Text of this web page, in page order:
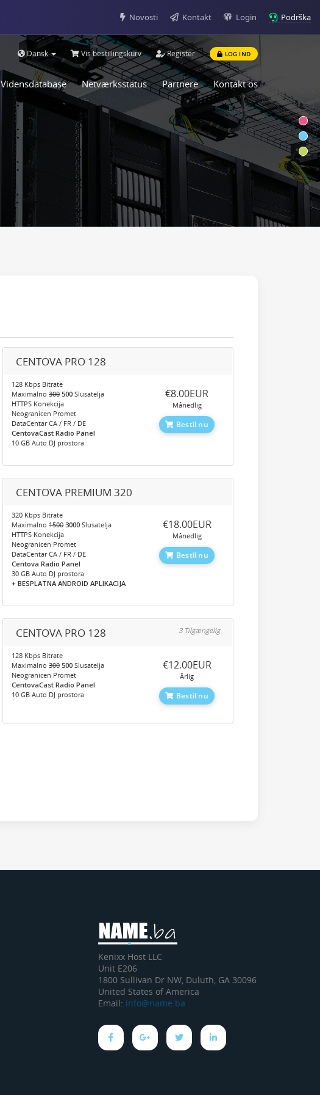
Novosti Kontakt Login Podrška
Dansk Vis bestillingskurv Register LOG IND
Vidensdatabase Netværksstatus Partnere Kontakt os
CENTOVA PRO 128
128 Kbps Bitrate
Maximalno300 500 Slusatelja
HTTPS Konekcija
Neogranicen Promet
DataCentar CA / FR / DE
CentovaCast Radio Panel
10 GB Auto DJ prostora
‎€8.00EUR
Månedlig
Bestil nu
CENTOVA PREMIUM 320
320 Kbps Bitrate
Maximalno1500 3000 Slusatelja
HTTPS Konekcija
Neogranicen Promet
DataCentar CA / FR / DE
Centova Radio Panel
30 GB Auto DJ prostora
+ BESPLATNA ANDROID APLIKACIJA
‎€18.00EUR
Månedlig
Bestil nu
CENTOVA PRO 128 3 Tilgængelig
128 Kbps Bitrate
Maximalno300 500 Slusatelja
Neogranicen Promet
CentovaCast Radio Panel
10 GB Auto DJ prostora
‎€12.00EUR
Årlig
Bestil nu
Kenixx Host LLC
Unit E206
1800 Sullivan Dr NW, Duluth, GA 30096
United States of America
Email: info@name.ba